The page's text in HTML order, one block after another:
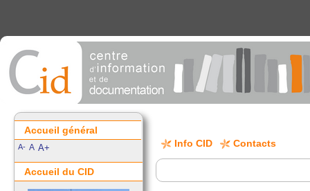
Info CID Contacts
Accueil général
A- A A+
Accueil du CID